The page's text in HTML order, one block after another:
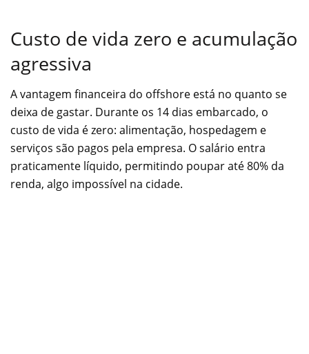
Custo de vida zero e acumulação
agressiva
A vantagem financeira do offshore está no quanto se
deixa de gastar. Durante os 14 dias embarcado, o
custo de vida é zero: alimentação, hospedagem e
serviços são pagos pela empresa. O salário entra
praticamente líquido, permitindo poupar até 80% da
renda, algo impossível na cidade.